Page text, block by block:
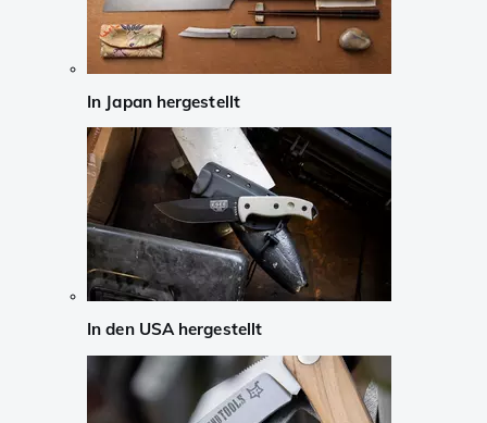
In Japan hergestellt
In den USA hergestellt